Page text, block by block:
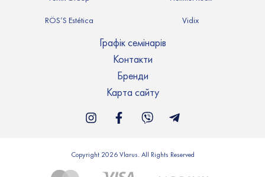
RÖS’S Estética Vidix
Графік семінарів
Контакти
Бренди
Карта сайту
Copyright 2026 Vlarus. All Rights Reserved